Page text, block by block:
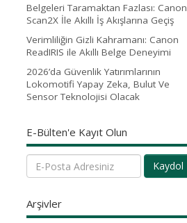
Belgeleri Taramaktan Fazlası: Canon
Scan2X İle Akıllı İş Akışlarına Geçiş
Verimliliğin Gizli Kahramanı: Canon
ReadIRIS ile Akıllı Belge Deneyimi
2026’da Güvenlik Yatırımlarının
Lokomotifi Yapay Zeka, Bulut Ve
Sensor Teknolojisi Olacak
E-Bülten'e Kayıt Olun
Kaydol
Arşivler